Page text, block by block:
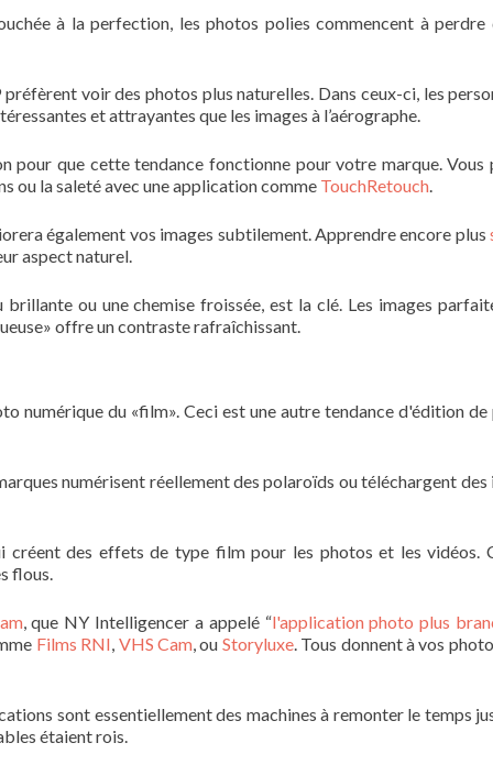
à la perfection, les photos polies commencent à perdre
voir des photos plus naturelles. Dans ceux-ci, les
et attrayantes que les images à l’aérographe.
pour que cette tendance fonctionne pour votre marque. Vous
ou la saleté avec une application comme TouchRetouch.
également vos images subtilement. Apprendre encore plus
aspect naturel.
ou une chemise froissée, est la clé. Les images
offre un contraste rafraîchissant.
numérique du «film». Ceci est une autre tendance d'édition de
numérisent réellement des polaroïds ou téléchargent des
créent des effets de type film pour les photos et les vidéos.
flous.
, que NY Intelligencer a appelé “l'application photo plus
Films RNI, VHS Cam, ou Storyluxe. Tous donnent à vos
sont essentiellement des machines à remonter le temps
étaient rois.